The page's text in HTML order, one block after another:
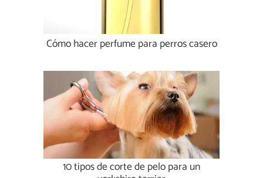
Cómo hacer perfume para perros casero
10 tipos de corte de pelo para un